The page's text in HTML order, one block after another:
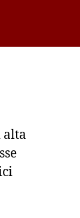
alta